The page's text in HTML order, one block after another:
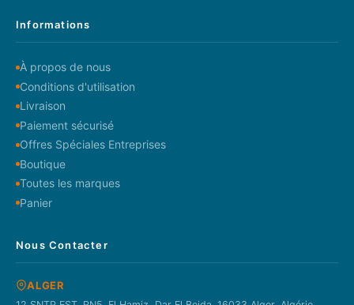
Informations
À propos de nous
Conditions d'utilisation
Livraison
Paiement sécurisé
Offres Spéciales Entreprises
Boutique
Toutes les marques
Panier
Nous Contacter
ALGER